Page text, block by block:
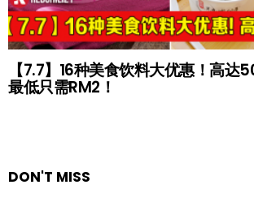
【7.7】16种美食饮料大优惠！高达
最低只需RM2！
DON'T MISS